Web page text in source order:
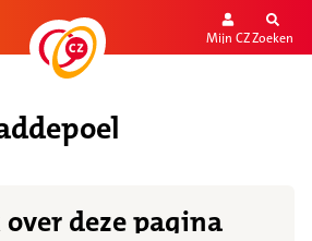
Mijn CZZoeken
over deze pagina